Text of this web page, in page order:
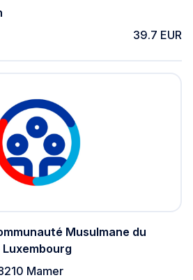
39.7 EUR
Musulmane du
Mamer